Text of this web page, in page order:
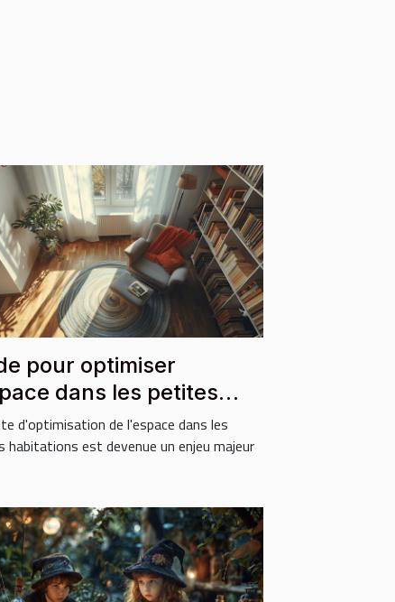
pour optimiser
dans les petites
d'optimisation de l'espace dans les
habitations est devenue un enjeu majeur